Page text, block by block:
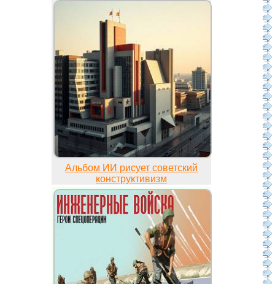
Альбом ИИ рисует советский
конструктивизм